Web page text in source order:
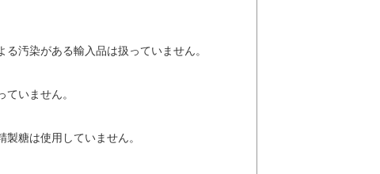
汚染がある輸入品は扱っていません。
いません。
糖は使用していません。